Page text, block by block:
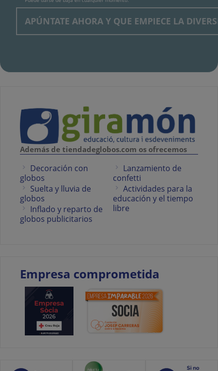
Además de tiendadeglobos.com os ofrecemos
Decoración con
globos
Suelta y lluvia de
globos
Inflado y reparto de
globos publicitarios
Lanzamiento de
confetti
Actividades para la
educación y el tiempo
libre
Empresa comprometida